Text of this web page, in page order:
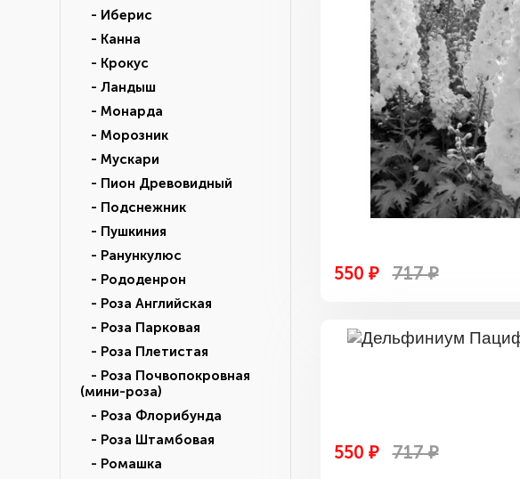
- Иберис
- Канна
- Крокус
- Ландыш
- Монарда
- Морозник
- Мускари
- Пион Древовидный
- Подснежник
- Пушкиния
- Ранункулюс
- Рододенрон
- Роза Английская
- Роза Парковая
- Роза Плетистая
- Роза Почвопокровная
(мини-роза)
- Роза Флорибунда
- Роза Штамбовая
- Ромашка
550 ₽ 717 ₽
550 ₽ 717 ₽